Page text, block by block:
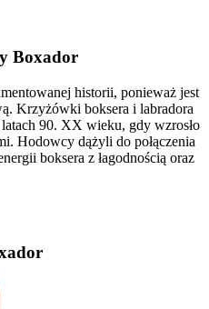
Boxador
historii, ponieważ jest
Krzyżówki boksera i labradora
90. XX wieku, gdy wzrosło
Hodowcy dążyli do połączenia
boksera z łagodnością oraz